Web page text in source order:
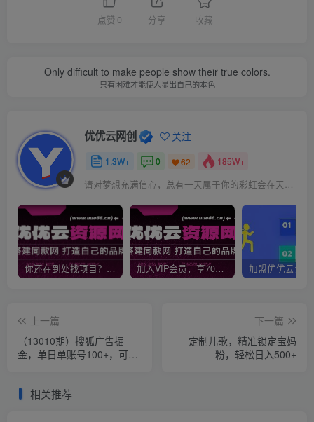
点赞 0 分享 收藏
Only difficult to make people show their true colors.
只有困难才能使人显出自己的本色
优优云网创 关注
1.3W+ 0 62 185W+
请对梦想充满信心，总有一天属于你的彩虹会在天空微笑
你还在到处找项目？还在当韭菜？我靠网创资源站一个月收入5万+，曾经我也是个失败者。 加入VIP会员，享70%的推广提成，免费学习多种网上创业课程，菜鸟秒变大神！
上一篇
（13010期）搜狐广告掘
金，单日单账号100+，可无
下一篇
定制儿歌，精准锁定宝妈
粉，轻松日入500+
相关推荐